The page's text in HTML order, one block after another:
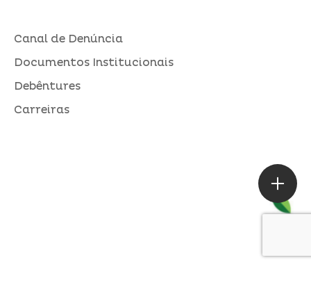
Canal de Denúncia
Documentos Institucionais
Debêntures
Carreiras